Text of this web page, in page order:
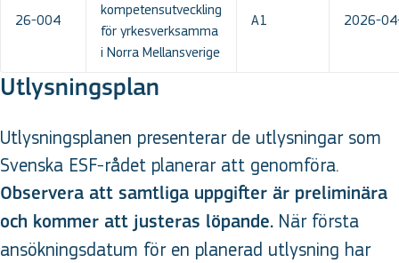
26-004
kompetensutveckling
för yrkesverksamma
i Norra Mellansverige
A1 2026-
Utlysningsplan
Utlysningsplanen presenterar de utlysningar som
Svenska ESF-rådet planerar att genomföra.
Observera att samtliga uppgifter är preliminära
och kommer att justeras löpande. När första
ansökningsdatum för en planerad utlysning har